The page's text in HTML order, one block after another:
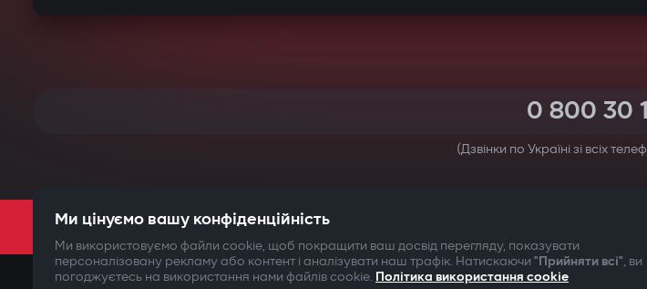
0 800 30
(Дзвінки по Україні зі всіх
©2009-2026Gazer Limited (UK) All rights reserved
Ми цінуємо вашу конфіденційність
Ми використовуємо файли cookie, щоб покращити ваш досвід перегляду, показувати
персоналізовану рекламу або контент і аналізувати наш трафік. Натискаючи "Прийняти всі", ви
погоджуєтесь на використання нами файлів cookie. Політика використання cookie